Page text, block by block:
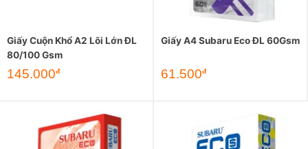
Giấy Cuộn Khổ A2 Lõi Lớn ĐL
80/100 Gsm
145.000đ
Giấy A4 Subaru Eco ĐL 60Gsm
61.500đ